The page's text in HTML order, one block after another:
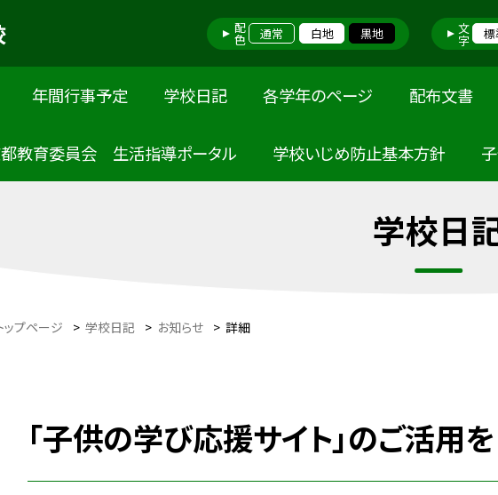
配色 通常 白地 黒地 文字
年間行事予定 学校日記 各学年のページ 配布文書
教育委員会 生活指導ポータル 学校いじめ防止基本方針
学校日
ップページ > 学校日記 > お知らせ > 詳細
「子供の学び応援サイト」のご活用を